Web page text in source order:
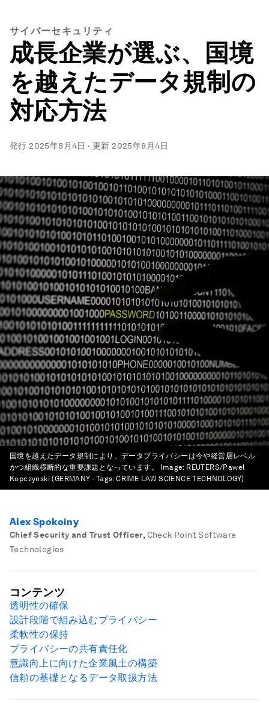
サイバーセキュリティ
成長企業が選ぶ、国境
を越えたデータ規制の
対応方法
発行2025年8月4日 ·更新2025年8月4日
国境を越えたデータ規制により、データプライバシーは今や経営層レベル
かつ組織横断的な重要課題となっています。
Image: REUTERS/Pawel
Kopczynski (GERMANY - Tags: CRIME LAW SCIENCE TECHNOLOGY)
Alex Spokoiny
Chief Security and Trust Officer, Check Point Software
Technologies
コンテンツ
透明性の確保
設計段階で組み込むプライバシー
柔軟性の保持
プライバシーの共有責任化
意識向上に向けた企業風土の構築
信頼の基礎となるデータ取扱方法